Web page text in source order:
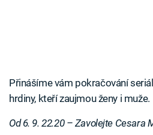
Přinášíme vám pokračování
hrdiny, kteří zaujmou ženy i muže.
Od 6. 9. 22.20 – Zavolejte Cesara